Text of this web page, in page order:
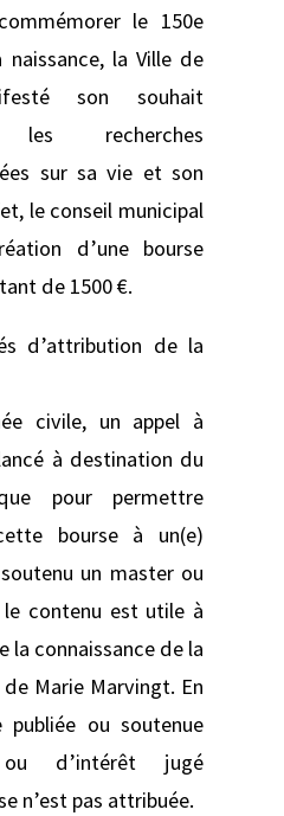
le 150e
naissance, la Ville de
son souhait
les recherches
sur sa vie et son
le conseil municipal
d’une bourse
de 1500 €.
d’attribution de la
civile, un appel à
à destination du
pour permettre
bourse à un(e)
un master ou
contenu est utile à
la connaissance de la
Marie Marvingt. En
publiée ou soutenue
d’intérêt jugé
n’est pas attribuée.